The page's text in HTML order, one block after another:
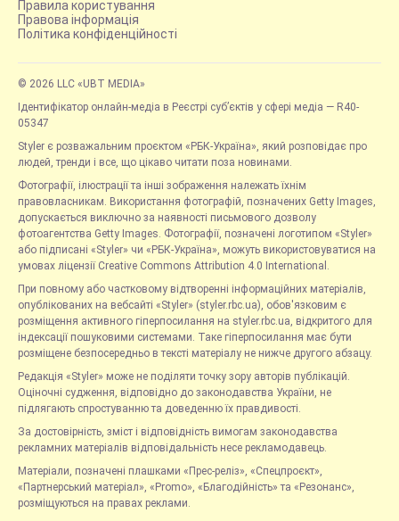
Правила користування
Правова інформація
Політика конфіденційності
© 2026 LLC «UBT MEDIA»
Ідентифікатор онлайн-медіа в Реєстрі суб’єктів у сфері медіа — R40-
05347
Styler є розважальним проєктом «РБК-Україна», який розповідає про
людей, тренди і все, що цікаво читати поза новинами.
Фотографії, ілюстрації та інші зображення належать їхнім
правовласникам. Використання фотографій, позначених Getty Images,
допускається виключно за наявності письмового дозволу
фотоагентства Getty Images. Фотографії, позначені логотипом «Styler»
або підписані «Styler» чи «РБК-Україна», можуть використовуватися на
умовах ліцензії Creative Commons Attribution 4.0 International.
При повному або частковому відтворенні інформаційних матеріалів,
опублікованих на вебсайті «Styler» (styler.rbc.ua), обов'язковим є
розміщення активного гіперпосилання на styler.rbc.ua, відкритого для
індексації пошуковими системами. Таке гіперпосилання має бути
розміщене безпосередньо в тексті матеріалу не нижче другого абзацу.
Редакція «Styler» може не поділяти точку зору авторів публікацій.
Оціночні судження, відповідно до законодавства України, не
підлягають спростуванню та доведенню їх правдивості.
За достовірність, зміст і відповідність вимогам законодавства
рекламних матеріалів відповідальність несе рекламодавець.
Матеріали, позначені плашками «Прес-реліз», «Спецпроєкт»,
«Партнерський матеріал», «Promo», «Благодійність» та «Резонанс»,
розміщуються на правах реклами.